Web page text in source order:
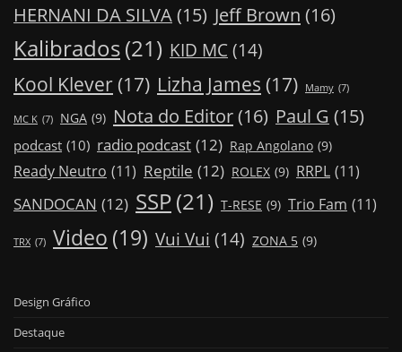
HERNANI DA SILVA(15) Jeff Brown (16)
Kalibrados(21) KID MC (14)
Kool Klever (17) Lizha James (17) Mamy (7)
MC K (7) NGA (9) Nota do Editor(16) Paul G (15)
podcast (10) radio podcast (12) Rap Angolano (9)
Ready Neutro (11) Reptile (12) ROLEX (9) RRPL (11)
SANDOCAN (12) SSP(21) T-RESE (9) Trio Fam (11)
TRX (7) Video (19) Vui Vui (14) ZONA 5 (9)
Design Gráfico
Destaque